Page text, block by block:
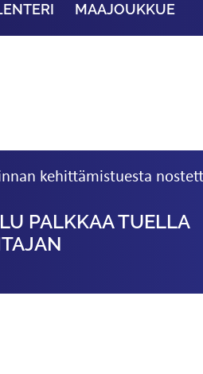
MAAJOUKKUE
kehittämistuesta
PALKKAA TUELLA